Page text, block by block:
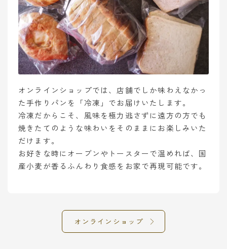
オンラインショップでは、店舗でしか味わえなかっ
た手作りパンを「冷凍」でお届けいたします。
冷凍だからこそ、風味を極力逃さずに遠方の方でも
焼きたてのような味わいをそのままにお楽しみいた
だけます。
お好きな時にオーブンやトースターで温めれば、国
産小麦が香るふんわり食感をお家で再現可能です。
オンラインショップ